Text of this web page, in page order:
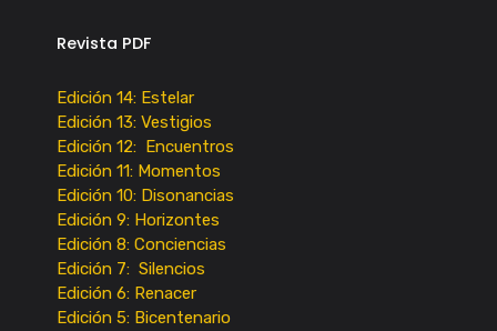
Revista PDF
Edición 14: Estelar
Edición 13: Vestigios
Edición 12: Encuentros
Edición 11: Momentos
Edición 10: Disonancias
Edición 9: Horizontes
Edición 8: Conciencias
Edición 7: Silencios
Edición 6: Renacer
Edición 5: Bicentenario